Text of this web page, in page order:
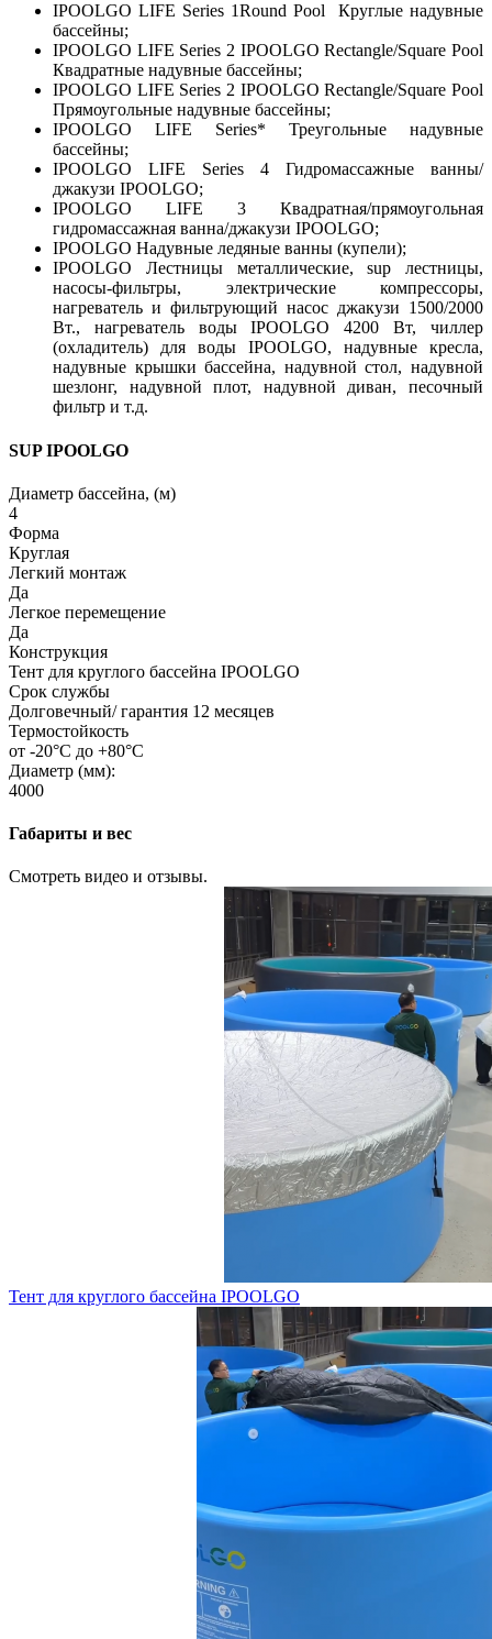
IPOOLGO LIFE Series 1Round Pool Круглые надувные
бассейны;
IPOOLGO LIFE Series 2 IPOOLGO Rectangle/Square Pool
Квадратные надувные бассейны;
IPOOLGO LIFE Series 2 IPOOLGO Rectangle/Square Pool
Прямоугольные надувные бассейны;
IPOOLGO LIFE Series* Треугольные надувные
бассейны;
IPOOLGO LIFE Series 4 Гидромассажные ванны/
джакузи IPOOLGO;
IPOOLGO LIFE 3 Квадратная/прямоугольная
гидромассажная ванна/джакузи IPOOLGO;
IPOOLGO Надувные ледяные ванны (купели);
IPOOLGO Лестницы металлические, sup лестницы,
насосы-фильтры, электрические компрессоры,
нагреватель и фильтрующий насос джакузи 1500/2000
Вт., нагреватель воды IPOOLGO 4200 Вт, чиллер
(охладитель) для воды IPOOLGO, надувные кресла,
надувные крышки бассейна, надувной стол, надувной
шезлонг, надувной плот, надувной диван, песочный
фильтр и т.д.
SUP IPOOLGO
Диаметр бассейна, (м)
4
Форма
Круглая
Легкий монтаж
Да
Легкое перемещение
Да
Конструкция
Тент для круглого бассейна IPOOLGO
Срок службы
Долговечный/ гарантия 12 месяцев
Термостойкость
от -20°C до +80°C
Диаметр (мм):
4000
Габариты и вес
Смотреть видео и отзывы.
Тент для круглого бассейна IPOOLGO